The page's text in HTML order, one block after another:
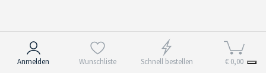
Anmelden Wunschliste Schnell bestellen € 0,00
Hinweis bei Erhebung